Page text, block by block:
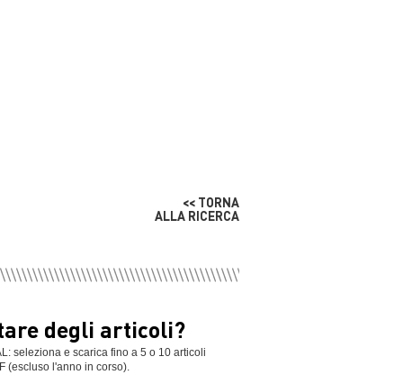
<< TORNA
ALLA RICERCA
degli articoli?
seleziona e scarica fino a 5 o 10 articoli
(escluso l'anno in corso).